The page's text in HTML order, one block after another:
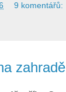
9 komentářů:
zahradě